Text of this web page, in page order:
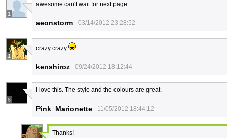
1
awesome can't wait for next page
aeonstorm 03/14/2012 23:28:52
1
crazy crazy
kenshiroz 09/24/2012 18:12:44
6
I love this. The style and the colours are great.
Pink_Marionette 11/05/2012 18:44:12
Thanks!